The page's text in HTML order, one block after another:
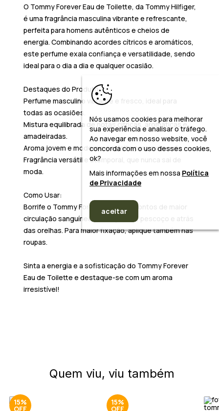
O Tommy Forever Eau de Toilette, da Tommy Hilfiger,
é uma fragrância masculina vibrante e refrescante,
perfeita para homens autênticos e cheios de
energia. Combinando acordes cítricos e aromáticos,
este perfume exala confiança e versatilidade, sendo
ideal para o dia a dia e qualquer ocasião.
Destaques do Produto:
Perfume masculino vibrante e fresco, ideal para
todas as ocasiões.
Mistura equilibrada de notas cítricas, aromáticas e
amadeiradas.
Aroma jovem e moderno, perfeito para o dia a dia.
Fragrância versátil e atemporal, que nunca sai de
moda.
Como Usar:
Borrife o Tommy Forever EDT nos pontos de maior
circulação sanguínea, como pulsos, pescoço e atrás
das orelhas. Para maior fixação, aplique também nas
roupas.
Sinta a energia e a sofisticação do Tommy Forever
Eau de Toilette e destaque-se com um aroma
irresistível!
Quem viu, viu também
15% 15%
Nós usamos cookies para melhorar
sua experiência e analisar o tráfego.
Ao navegar em nosso website, você
concorda com o uso desses cookies,
ok?
Mais informações em nossa Política
de Privacidade
aceitar